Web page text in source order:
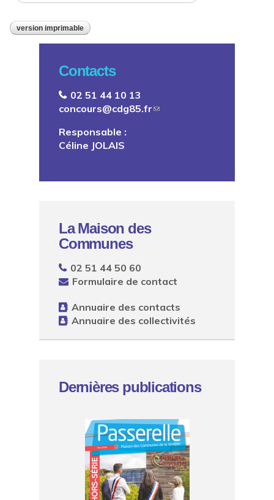
version imprimable
Contacts
02 51 44 10 13
concours@cdg85.fr
Responsable :
Céline JOLAIS
La Maison des
Communes
02 51 44 50 60
Formulaire de contact
Annuaire des contacts
Annuaire des collectivités
Dernières publications